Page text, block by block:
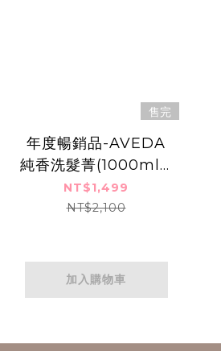
售完
年度暢銷品-AVEDA
純香洗髮菁(1000ml)-
國際航空版
NT$1,499
NT$2,100
加入購物車